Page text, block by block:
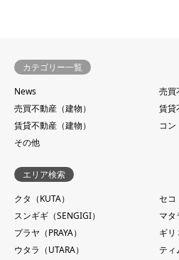
カテゴリー一覧
News
売買
売買不動産（建物）
賃貸
賃貸不動産（建物）
コン
その他
エリア検索
クタ（KUTA）
セコ
スンギギ（SENGIGI）
マタ
プラヤ（PRAYA）
ギリ
ウタラ（UTARA）
ティ